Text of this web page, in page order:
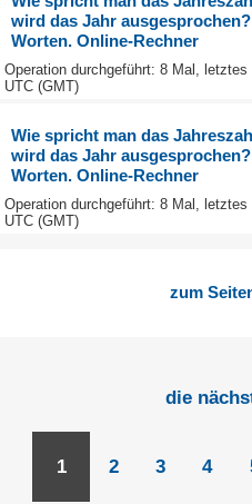
wird das Jahr
Worten. Online-Rechner
Operation durchgeführt: 8 Mal,
UTC (GMT)
Wie spricht man das
wird das Jahr
Worten. Online-Rechner
Operation durchgeführt: 8 Mal,
UTC (GMT)
zum
die
1 2 3 4